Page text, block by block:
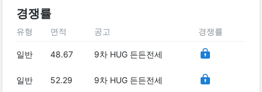
경쟁률
유형 면적 공고 경쟁률
일반 48.67 9차 HUG 든든전세
일반 52.29 9차 HUG 든든전세